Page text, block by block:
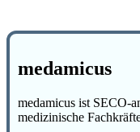
medamicus
medamicus ist SECO-
medizinische